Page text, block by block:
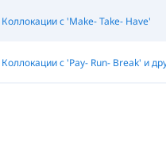
Коллокации с 'Make- Take- Have'
Коллокации с 'Pay- Run- Break' и